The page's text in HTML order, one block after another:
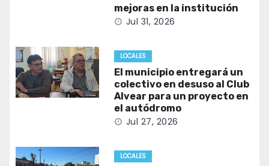
mejoras en la institución
Jul 31, 2026
LOCALES
El municipio entregará un
colectivo en desuso al Club
Alvear para un proyecto en
el autódromo
Jul 27, 2026
LOCALES